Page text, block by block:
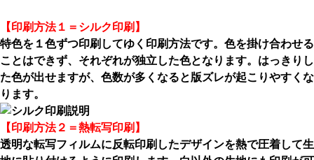
【印刷方法１＝シルク印刷】
特色を１色ずつ印刷してゆく印刷方法です。 色を掛け合わせる
ことはできず、それぞれが独立した色となります。 はっきりし
た色が出せますが、 色数が多くなると版ズレが起こりやすくな
ります。
【印刷方法２＝熱転写印刷】
透明な転写フィルムに反転印刷したデザインを熱で圧着して生